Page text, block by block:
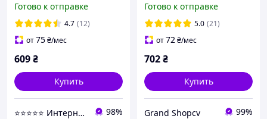
универсальный
молодежный школьный
подростковый рюкзак
(R15-black)
Готово к отправке
4.7 (12)
от75₴/мес
609₴
Купить
⭐⭐⭐⭐⭐ Интернет магазин Добра Мама 98%
Готово к отправке
5.0 (21)
от72₴/мес
702₴
Купить
Grand Shopcv 99%